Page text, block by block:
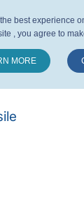
best experience
, you agree to
MORE